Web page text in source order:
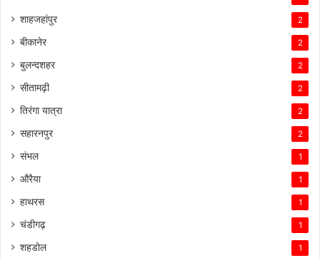
शाहजहांपुर 2
बीकानेर 2
बुलन्दशहर 2
सीतामढ़ी 2
तिरंगा यात्रा 2
सहारनपुर 2
संभल 1
औरैया 1
हाथरस 1
चंडीगढ़ 1
शहडोल 1